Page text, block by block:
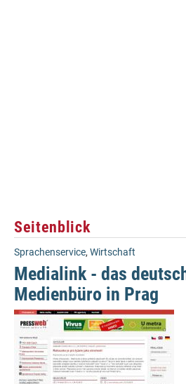
Seitenblick
Sprachenservice, Wirtschaft
Medialink - das
Medienbüro in Prag